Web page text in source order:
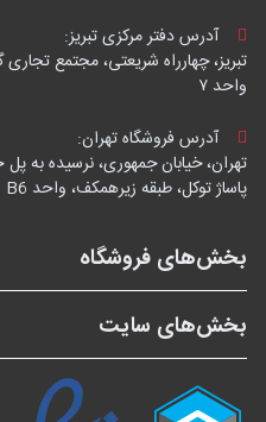
آدرس دفتر مرکزی تبریز:
تبریز، چهارراه شریعتی، مجتمع تجاری
واحد ۷
آدرس فروشگاه تهران:
تهران، خیابان جمهوری، نرسیده به
پاساژ توکل، طبقه زیرهمکف، واحد B6 (تاپ ترونیک)
بخش‌های فروشگاه
بخش‌های سایت